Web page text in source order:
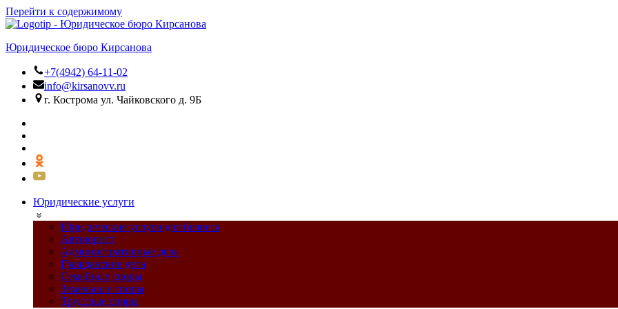
Перейти к содержимому
Юридическое бюро Кирсанова
+7(4942) 64-11-02
info@kirsanovv.ru
г. Кострома ул. Чайковского д. 9Б
Юридические услуги
Юридические услуги для бизнеса
Автоюрист
Административные дела
Гражданские дела
Семейные споры
Земельные споры
Трудовые споры